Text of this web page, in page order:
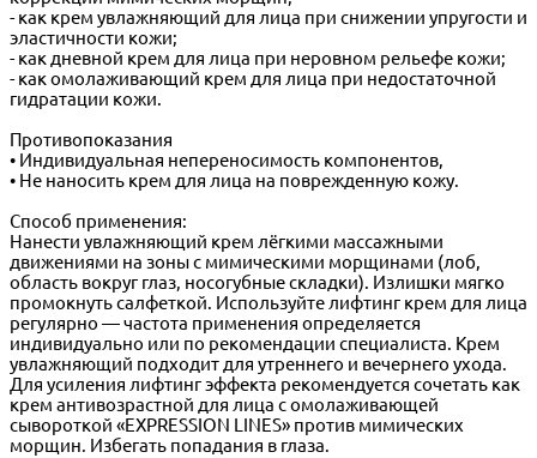
- как крем увлажняющий для лица при снижении упругости и
эластичности кожи;
- как дневной крем для лица при неровном рельефе кожи;
- как омолаживающий крем для лица при недостаточной
гидратации кожи.
Противопоказания
• Индивидуальная непереносимость компонентов,
• Не наносить крем для лица на поврежденную кожу.
Способ применения:
Нанести увлажняющий крем лёгкими массажными
движениями на зоны с мимическими морщинами (лоб,
область вокруг глаз, носогубные складки). Излишки мягко
промокнуть салфеткой. Используйте лифтинг крем для лица
регулярно — частота применения определяется
индивидуально или по рекомендации специалиста. Крем
увлажняющий подходит для утреннего и вечернего ухода.
Для усиления лифтинг эффекта рекомендуется сочетать как
крем антивозрастной для лица с омолаживающей
сывороткой «EXPRESSION LINES» против мимических
морщин. Избегать попадания в глаза.